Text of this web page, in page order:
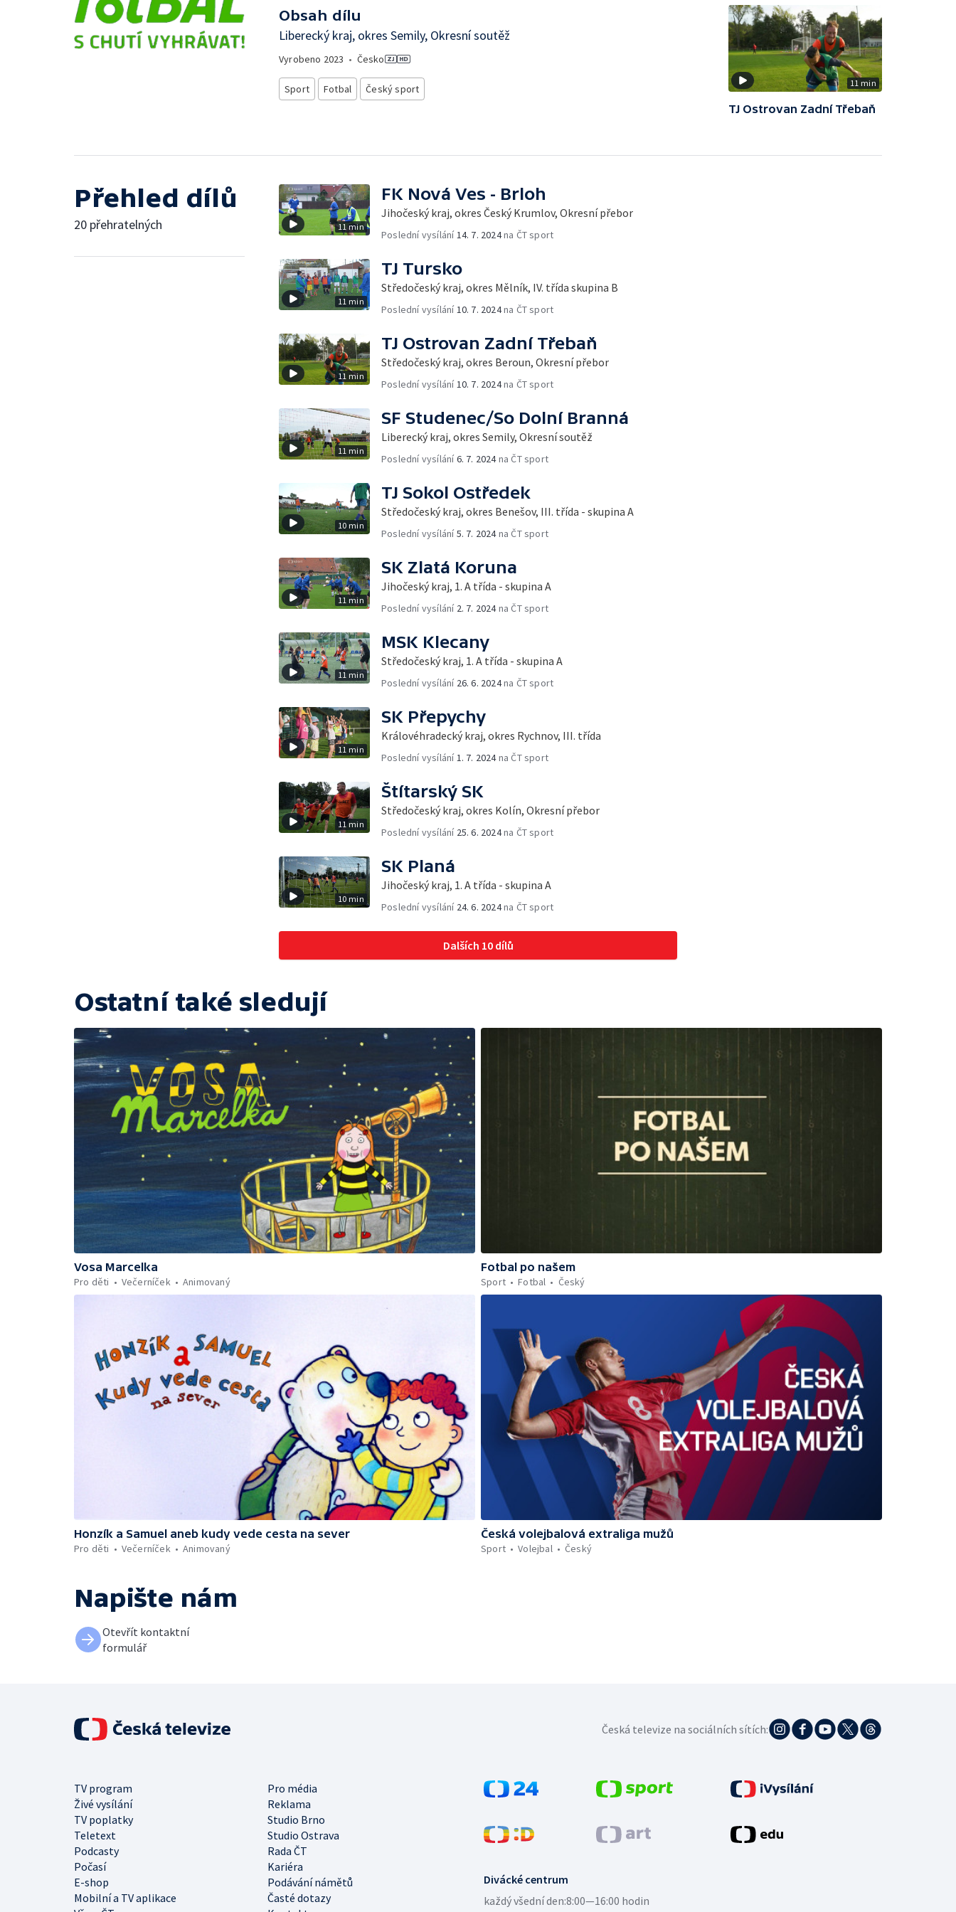
Obsah dílu
Liberecký kraj, okres Semily, Okresní soutěž
Vyrobeno 2023 • Česko
Sport Fotbal Český sport 11 min
TJ Ostrovan Zadní Třebaň
Přehled dílů
20 přehratelných 11 min
FK Nová Ves - Brloh
Jihočeský kraj, okres Český Krumlov, Okresní přebor
Poslední vysílání 14. 7. 2024na ČT sport
11 min
TJ Tursko
Středočeský kraj, okres Mělník, IV. třída skupina B
Poslední vysílání 10. 7. 2024na ČT sport
11 min
TJ Ostrovan Zadní Třebaň
Středočeský kraj, okres Beroun, Okresní přebor
Poslední vysílání 10. 7. 2024na ČT sport
11 min
SF Studenec/So Dolní Branná
Liberecký kraj, okres Semily, Okresní soutěž
Poslední vysílání6. 7. 2024na ČT sport
10 min
TJ Sokol Ostředek
Středočeský kraj, okres Benešov, III. třída - skupina A
Poslední vysílání5. 7. 2024na ČT sport
11 min
SK Zlatá Koruna
Jihočeský kraj, 1. A třída - skupina A
Poslední vysílání 2. 7. 2024na ČT sport
11 min
MSK Klecany
Středočeský kraj, 1. A třída - skupina A
Poslední vysílání 26. 6. 2024na ČT sport
11 min
SK Přepychy
Královéhradecký kraj, okres Rychnov, III. třída
Poslední vysílání 1. 7. 2024na ČT sport
11 min
Štítarský SK
Středočeský kraj, okres Kolín, Okresní přebor
Poslední vysílání 25. 6. 2024na ČT sport
10 min
SK Planá
Jihočeský kraj, 1. A třída - skupina A
Poslední vysílání 24. 6. 2024na ČT sport
Dalších 10 dílů
Ostatní také sledují
Vosa Marcelka
Pro děti
Večerníček Animovaný
Fotbal po našem
Sport
Fotbal Český
Honzík a Samuel aneb kudy vede cesta na sever
Pro děti
Večerníček Animovaný
Česká volejbalová extraliga mužů
Sport
Volejbal Český
Napište nám
Otevřít kontaktní
formulář
Divácké centrum
každý všední den:8:00—16:00 hodin
TV program
Pro média
Živé vysílání
Reklama
TV poplatky
Studio Brno
Teletext
Studio Ostrava
Podcasty
Rada ČT
Počasí
Kariéra
E-shop
Podávání námětů
Mobilní a TV aplikace
Časté dotazy
Česká televize na sociálních sítích: